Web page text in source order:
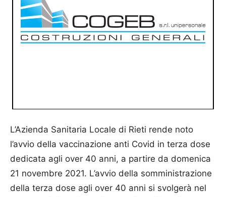
L’Azienda Sanitaria Locale di Rieti rende noto
l’avvio della vaccinazione anti Covid in terza dose
dedicata agli over 40 anni, a partire da domenica
21 novembre 2021. L’avvio della somministrazione
della terza dose agli over 40 anni si svolgerà nel